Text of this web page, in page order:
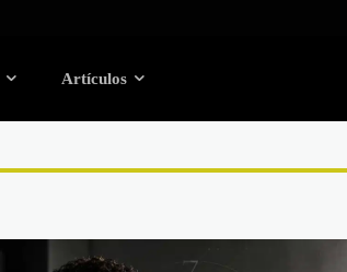
Artículos